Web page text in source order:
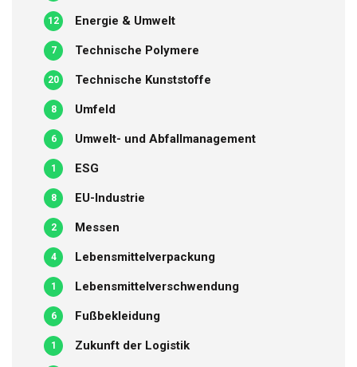
Energie & Umwelt
12
Technische Polymere
7
Technische Kunststoffe
20
Umfeld
8
Umwelt- und Abfallmanagement
6
ESG
1
EU-Industrie
8
Messen
2
Lebensmittelverpackung
4
Lebensmittelverschwendung
1
Fußbekleidung
6
Zukunft der Logistik
1